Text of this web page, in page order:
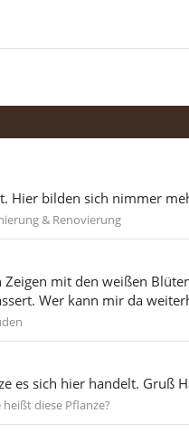
bilden sich nimmer
& Renovierung
mit den weißen
Wer kann mir da
es sich hier handelt. Gruß
heißt diese Pflanze?